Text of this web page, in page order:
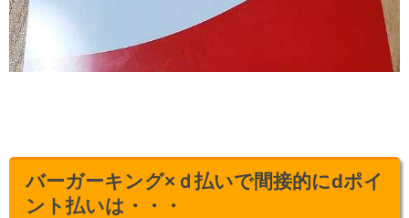
バーガーキング×ｄ払いで間接的にdポイ
ント払いは・・・